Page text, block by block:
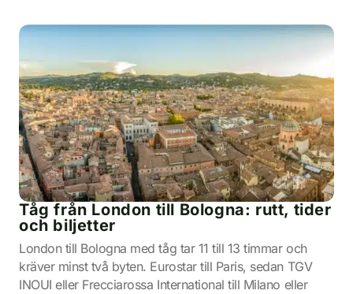
Tåg från London till Bologna: rutt, tider
och biljetter
London till Bologna med tåg tar 11 till 13 timmar och
kräver minst två byten. Eurostar till Paris, sedan TGV
INOUI eller Frecciarossa International till Milano eller